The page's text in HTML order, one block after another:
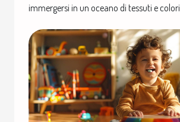
immergersi in un oceano di tessuti e colori...